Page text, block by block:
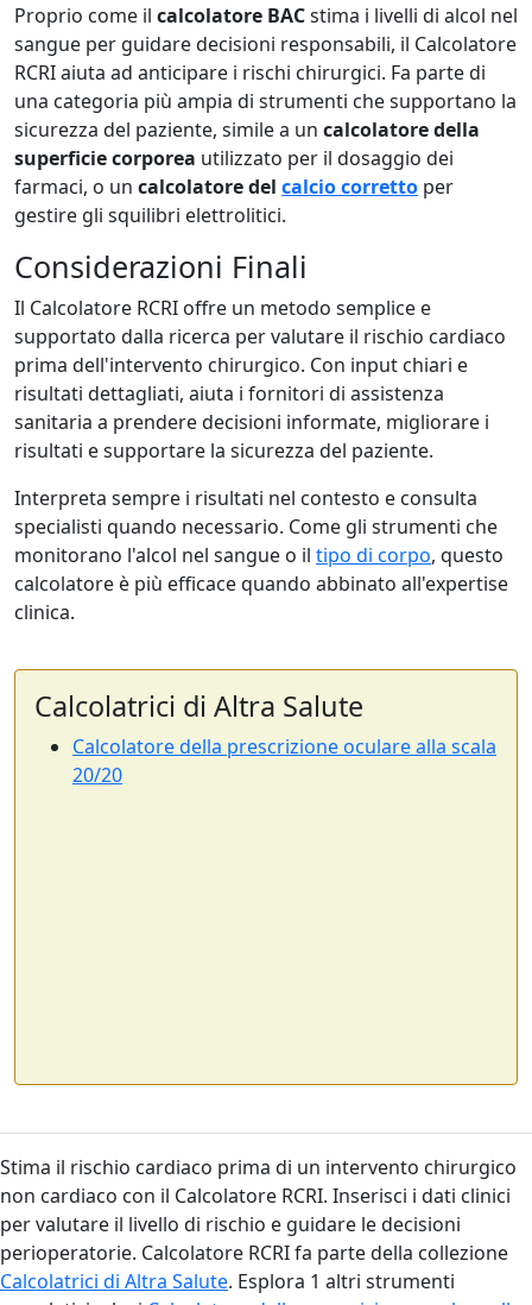
Proprio come il calcolatore BACstima i livelli di alcol nel
sangue per guidare decisioni responsabili, il Calcolatore
RCRI aiuta ad anticipare i rischi chirurgici. Fa parte di
una categoria più ampia di strumenti che supportano la
sicurezza del paziente, simile a un calcolatore della
superficie corporea utilizzato per il dosaggio dei
farmaci, o un calcolatore del calcio corretto per
gestire gli squilibri elettrolitici.
Considerazioni Finali
Il Calcolatore RCRI offre un metodo semplice e
supportato dalla ricerca per valutare il rischio cardiaco
prima dell'intervento chirurgico. Con input chiari e
risultati dettagliati, aiuta i fornitori di assistenza
sanitaria a prendere decisioni informate, migliorare i
risultati e supportare la sicurezza del paziente.
Interpreta sempre i risultati nel contesto e consulta
specialisti quando necessario. Come gli strumenti che
monitorano l'alcol nel sangue o il tipo di corpo, questo
calcolatore è più efficace quando abbinato all'expertise
clinica.
Calcolatrici di Altra Salute
Calcolatore della prescrizione oculare alla scala
20/20
Stima il rischio cardiaco prima di un intervento chirurgico
non cardiaco con il Calcolatore RCRI. Inserisci i dati clinici
per valutare il livello di rischio e guidare le decisioni
perioperatorie. Calcolatore RCRI fa parte della collezione
Calcolatrici di Altra Salute. Esplora 1 altri strumenti